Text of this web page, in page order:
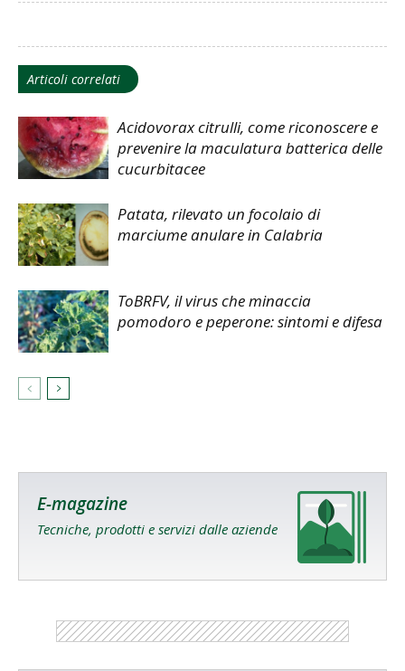
Articoli correlati
Acidovorax citrulli, come riconoscere e
prevenire la maculatura batterica delle
cucurbitacee
Patata, rilevato un focolaio di
marciume anulare in Calabria
ToBRFV, il virus che minaccia
pomodoro e peperone: sintomi e difesa
E-magazine
Tecniche, prodotti e servizi dalle aziende